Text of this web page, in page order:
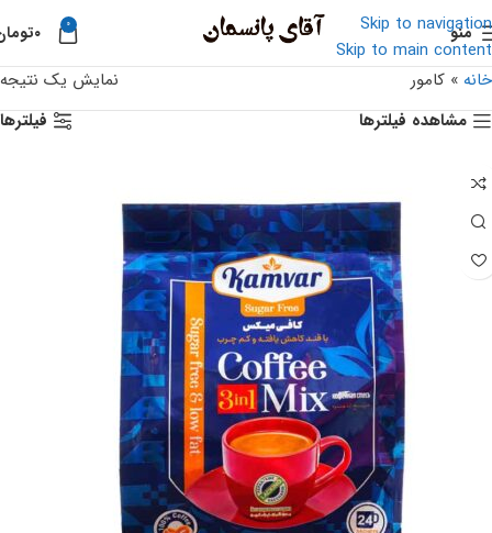
Skip to navigation
Skip to main content
منو 0 ۰
خانه » کامور
نمایش یک نتیجه
مشاهده فیلترها
فیلترها